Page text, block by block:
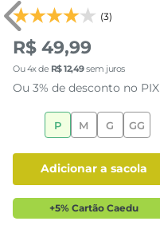
(3)
R$ 49,99
Ou4x de R$12,49sem juros
Ou 3% de desconto no PIX
P M G GG
adicionar a sacola
+5% Cartão Caedu